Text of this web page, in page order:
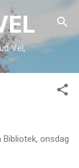
Vel,
onsdag